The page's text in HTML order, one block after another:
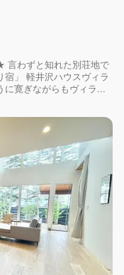
言わずと知れた別荘地で
」 軽井沢ハウスヴィラ
に寛ぎながらもヴィラ...